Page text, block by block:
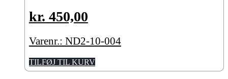
kr. 450,00
Varenr.: ND2-10-004
TILFØJ TIL KURV